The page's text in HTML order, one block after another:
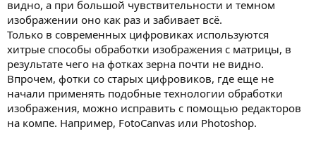
видно, а при большой чувствительности и темном
изображении оно как раз и забивает всё.
Только в современных цифровиках используются
хитрые способы обработки изображения с матрицы, в
результате чего на фотках зерна почти не видно.
Впрочем, фотки со старых цифровиков, где еще не
начали применять подобные технологии обработки
изображения, можно исправить с помощью редакторов
на компе. Например, FotoCanvas или Photoshop.